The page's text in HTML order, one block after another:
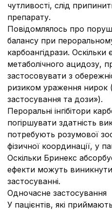
чутливості, слід
препарату.
Повідомлялось про
балансу при пероральному
карбоангідрази.
метаболічного ацидозу,
застосовувати з
ризиком ураження нирок
застосування та дози»).
Пероральні інгібітори
погіршувати здатність
потребують розумової
фізичної координації, у
Оскільки Бринекс
ефекти можуть
застосуванні.
Одночасне застосування
У пацієнтів, які приймають